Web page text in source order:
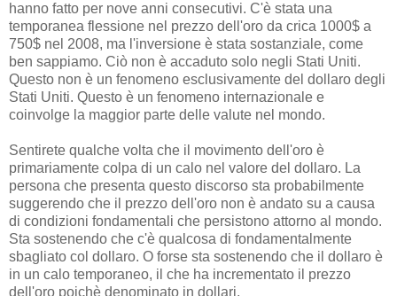
hanno fatto per nove anni consecutivi. C'è stata una
temporanea flessione nel prezzo dell'oro da crica 1000$ a
750$ nel 2008, ma l'inversione è stata sostanziale, come
ben sappiamo. Ciò non è accaduto solo negli Stati Uniti.
Questo non è un fenomeno esclusivamente del dollaro degli
Stati Uniti. Questo è un fenomeno internazionale e
coinvolge la maggior parte delle valute nel mondo.
Sentirete qualche volta che il movimento dell'oro è
primariamente colpa di un calo nel valore del dollaro. La
persona che presenta questo discorso sta probabilmente
suggerendo che il prezzo dell'oro non è andato su a causa
di condizioni fondamentali che persistono attorno al mondo.
Sta sostenendo che c'è qualcosa di fondamentalmente
sbagliato col dollaro. O forse sta sostenendo che il dollaro è
in un calo temporaneo, il che ha incrementato il prezzo
dell'oro poichè denominato in dollari.